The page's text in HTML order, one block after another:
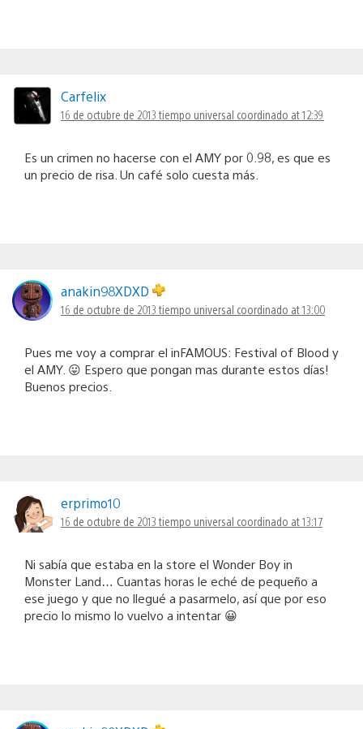
Carfelix
16 de octubre de 2013 tiempo universal coordinado at 12:39
Es un crimen no hacerse con el AMY por 0.98, es que es
un precio de risa. Un café solo cuesta más.
anakin98XDXD
16 de octubre de 2013 tiempo universal coordinado at 13:00
Pues me voy a comprar el inFAMOUS: Festival of Blood y
el AMY. 😛 Espero que pongan mas durante estos días!
Buenos precios.
erprimo10
16 de octubre de 2013 tiempo universal coordinado at 13:17
Ni sabía que estaba en la store el Wonder Boy in
Monster Land… Cuantas horas le eché de pequeño a
ese juego y que no llegué a pasarmelo, así que por eso
precio lo mismo lo vuelvo a intentar 😀